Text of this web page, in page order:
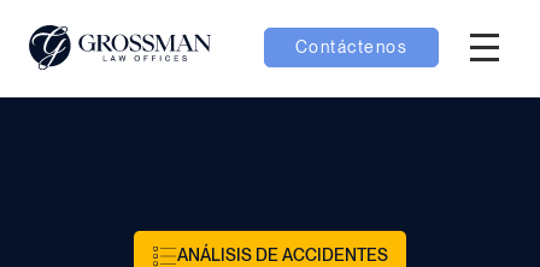
Contáctenos
Menú
ANÁLISIS DE ACCIDENTES